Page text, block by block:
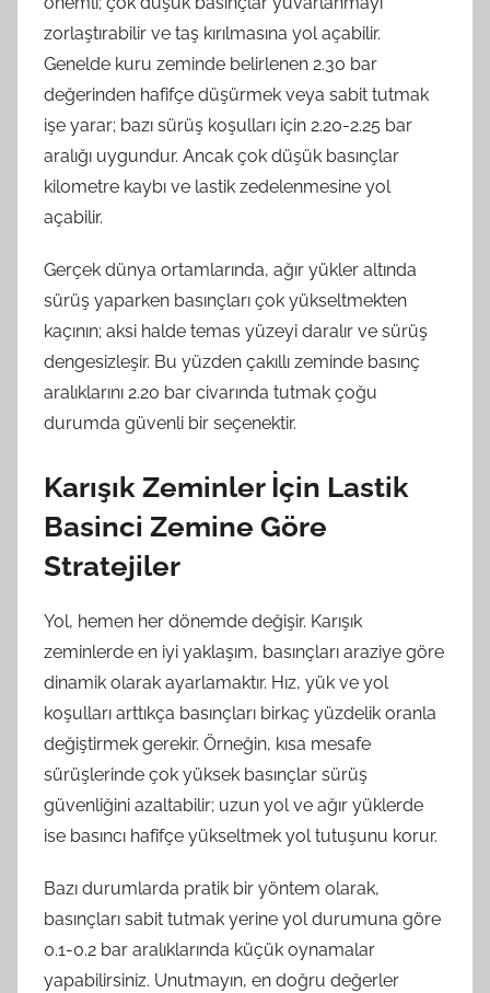
zorlaştırabilir ve taş kırılmasına yol açabilir.
Genelde kuru zeminde belirlenen 2.30 bar
değerinden hafifçe düşürmek veya sabit tutmak
işe yarar; bazı sürüş koşulları için 2.20-2.25 bar
aralığı uygundur. Ancak çok düşük basınçlar
kilometre kaybı ve lastik zedelenmesine yol
açabilir.
Gerçek dünya ortamlarında, ağır yükler altında
sürüş yaparken basınçları çok yükseltmekten
kaçının; aksi halde temas yüzeyi daralır ve sürüş
dengesizleşir. Bu yüzden çakıllı zeminde basınç
aralıklarını 2.20 bar civarında tutmak çoğu
durumda güvenli bir seçenektir.
Karışık Zeminler İçin Lastik
Basinci Zemine Göre
Stratejiler
Yol, hemen her dönemde değişir. Karışık
zeminlerde en iyi yaklaşım, basınçları araziye göre
dinamik olarak ayarlamaktır. Hız, yük ve yol
koşulları arttıkça basınçları birkaç yüzdelik oranla
değiştirmek gerekir. Örneğin, kısa mesafe
sürüşlerinde çok yüksek basınçlar sürüş
güvenliğini azaltabilir; uzun yol ve ağır yüklerde
ise basıncı hafifçe yükseltmek yol tutuşunu korur.
Bazı durumlarda pratik bir yöntem olarak,
basınçları sabit tutmak yerine yol durumuna göre
0.1-0.2 bar aralıklarında küçük oynamalar
yapabilirsiniz. Unutmayın, en doğru değerler